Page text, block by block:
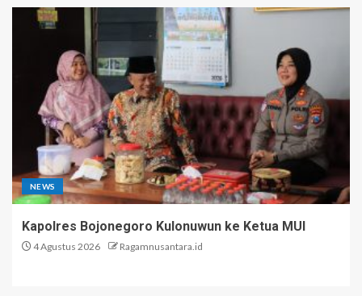
NEWS
Kapolres Bojonegoro Kulonuwun ke Ketua MUI
4 Agustus 2026 Ragamnusantara.id